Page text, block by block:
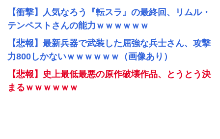
【衝撃】人気なろう『転スラ』の最終回、リムル・
テンペストさんの能力ｗｗｗｗｗｗ
【悲報】最新兵器で武装した屈強な兵士さん、攻撃
力800しかないｗｗｗｗｗｗ（画像あり）
【悲報】史上最低最悪の原作破壊作品、とうとう決
まるｗｗｗｗｗｗ